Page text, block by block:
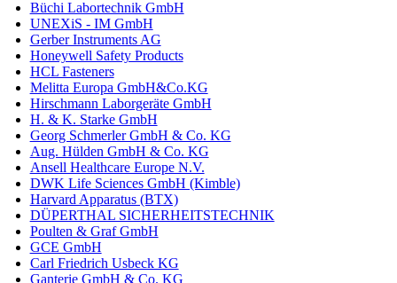
Büchi Labortechnik GmbH
UNEXiS - IM GmbH
Gerber Instruments AG
Honeywell Safety Products
HCL Fasteners
Melitta Europa GmbH&Co.KG
Hirschmann Laborgeräte GmbH
H. & K. Starke GmbH
Georg Schmerler GmbH & Co. KG
Aug. Hülden GmbH & Co. KG
Ansell Healthcare Europe N.V.
DWK Life Sciences GmbH (Kimble)
Harvard Apparatus (BTX)
DÜPERTHAL SICHERHEITSTECHNIK
Poulten & Graf GmbH
GCE GmbH
Carl Friedrich Usbeck KG
Ganterie GmbH & Co. KG